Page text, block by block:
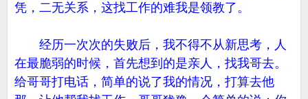
凭，二无关系，这找工作的难我是领教了。
经历一次次的失败后，我不得不从新思考，人
在最脆弱的时候，首先想到的是亲人，找我哥去。
给哥哥打电话，简单的说了我的情况，打算去他